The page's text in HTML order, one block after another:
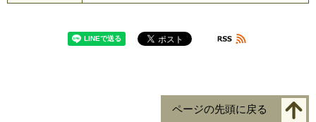
ページの先頭に戻る